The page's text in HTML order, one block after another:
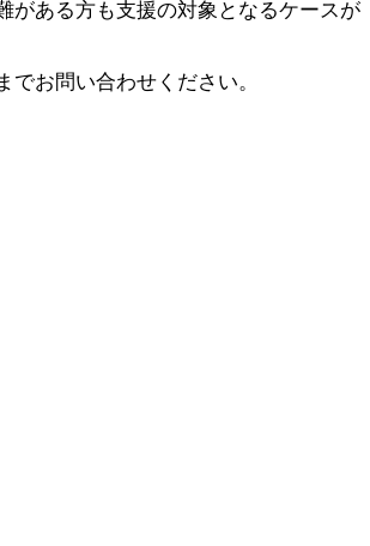
がある方も支援の対象となるケースが
お問い合わせください。